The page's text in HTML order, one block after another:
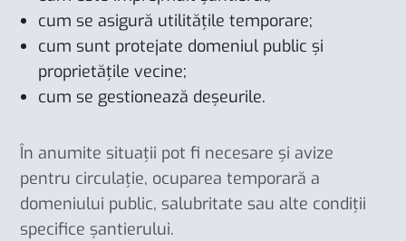
cum se asigură utilitățile temporare;
cum sunt protejate domeniul public și
proprietățile vecine;
cum se gestionează deșeurile.
În anumite situații pot fi necesare și avize
pentru circulație, ocuparea temporară a
domeniului public, salubritate sau alte condiții
specifice șantierului.